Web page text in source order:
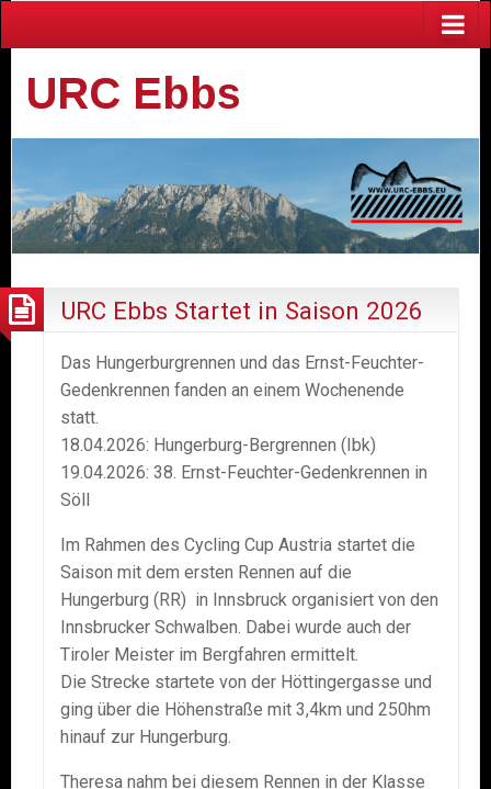
URC Ebbs
URC Ebbs Startet in Saison 2026
Das Hungerburgrennen und das Ernst-Feuchter-
Gedenkrennen fanden an einem Wochenende
statt.
18.04.2026: Hungerburg-Bergrennen (Ibk)
19.04.2026: 38. Ernst-Feuchter-Gedenkrennen in
Söll
Im Rahmen des Cycling Cup Austria startet die
Saison mit dem ersten Rennen auf die
Hungerburg (RR) in Innsbruck organisiert von den
Innsbrucker Schwalben. Dabei wurde auch der
Tiroler Meister im Bergfahren ermittelt.
Die Strecke startete von der Höttingergasse und
ging über die Höhenstraße mit 3,4km und 250hm
hinauf zur Hungerburg.
Theresa nahm bei diesem Rennen in der Klasse